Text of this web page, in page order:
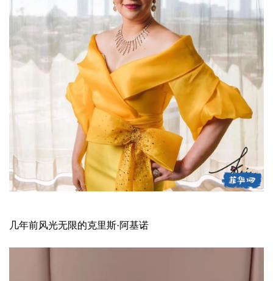
几年前风光无限的克里斯·阿基诺